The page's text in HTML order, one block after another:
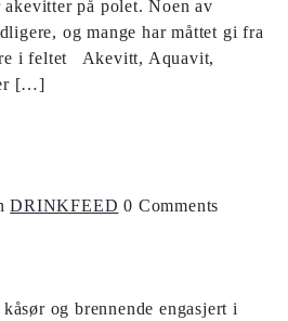
akevitter på polet. Noen av
og mange har måttet gi fra
i feltet Akevitt, Aquavit,
[…]
DRINKFEED 0 Comments
og brennende engasjert i